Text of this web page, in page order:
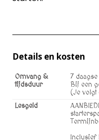
Details en kosten
Omvang &
tijdsduur
7
Bij een
(Je volgt
Lesgeld